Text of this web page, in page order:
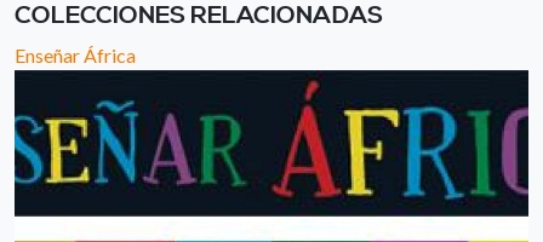
COLECCIONES RELACIONADAS
Enseñar África